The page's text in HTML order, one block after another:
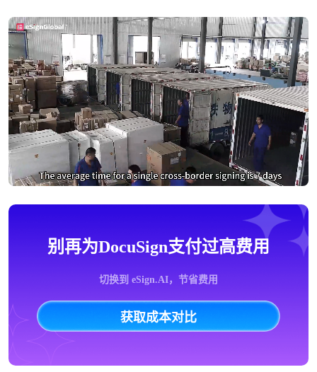
别再为DocuSign支付过高费用
切换到 eSign.AI，节省费用
获取成本对比